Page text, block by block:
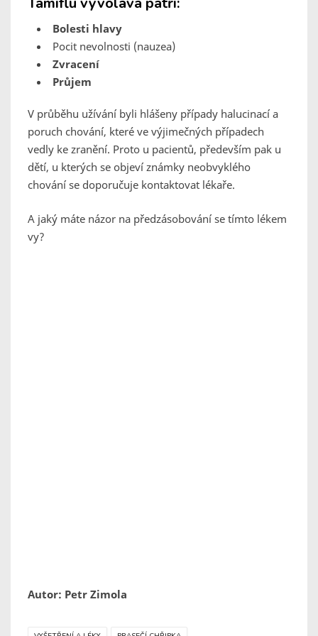
Bolesti hlavy
Pocit nevolnosti (nauzea)
Zvracení
Průjem
V průběhu užívání byli hlášeny případy halucinací a
poruch chování, které ve výjimečných případech
vedly ke zranění. Proto u pacientů, především pak u
dětí, u kterých se objeví známky neobvyklého
chování se doporučuje kontaktovat lékaře.
A jaký máte názor na předzásobování se tímto lékem
vy?
Autor: Petr Zimola